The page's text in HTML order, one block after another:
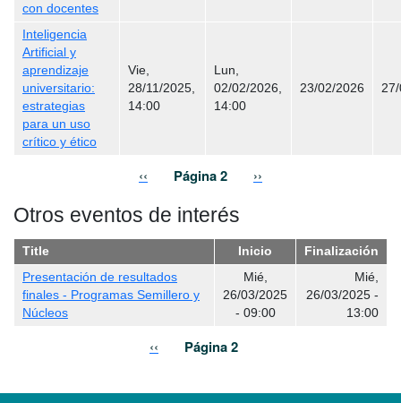
con docentes
Inteligencia
Artificial y
aprendizaje
universitario:
estrategias
para un uso
crítico y ético
Vie,
28/11/2025,
14:00
Lun,
02/02/2026,
14:00
23/02/2026
Página anterior
‹‹ Página 2 Siguiente página
››
Otros eventos de interés
Title Inicio
Finalización
Presentación de resultados
finales - Programas Semillero y
Núcleos
Mié,
26/03/2025
- 09:00
Mié,
26/03/2025 -
13:00
Página anterior
‹‹ Página 2